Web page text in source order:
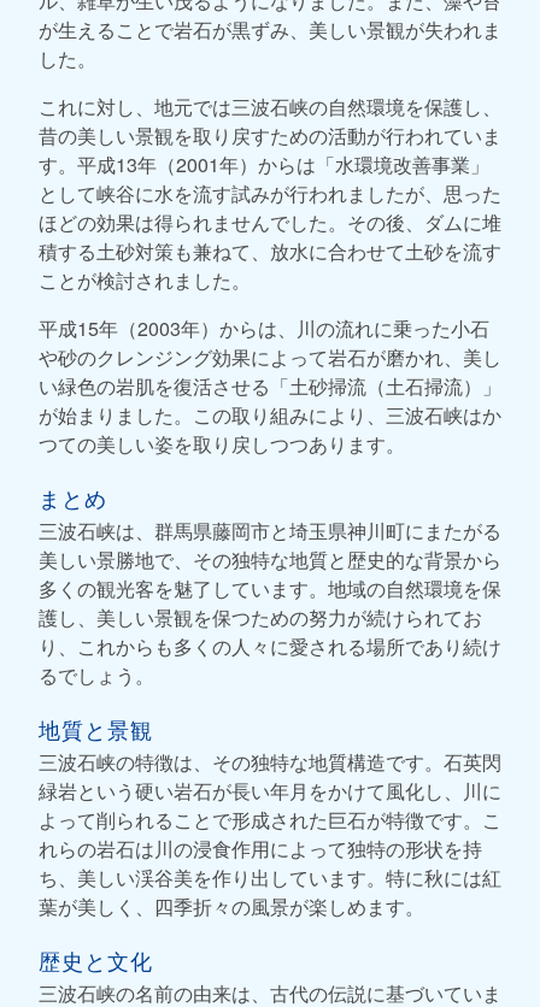
が生えることで岩石が黒ずみ、美しい景観が失われま
した。
これに対し、地元では三波石峡の自然環境を保護し、
昔の美しい景観を取り戻すための活動が行われていま
す。平成13年（2001年）からは「水環境改善事業」
として峡谷に水を流す試みが行われましたが、思った
ほどの効果は得られませんでした。その後、ダムに堆
積する土砂対策も兼ねて、放水に合わせて土砂を流す
ことが検討されました。
平成15年（2003年）からは、川の流れに乗った小石
や砂のクレンジング効果によって岩石が磨かれ、美し
い緑色の岩肌を復活させる「土砂掃流（土石掃流）」
が始まりました。この取り組みにより、三波石峡はか
つての美しい姿を取り戻しつつあります。
まとめ
三波石峡は、群馬県藤岡市と埼玉県神川町にまたがる
美しい景勝地で、その独特な地質と歴史的な背景から
多くの観光客を魅了しています。地域の自然環境を保
護し、美しい景観を保つための努力が続けられてお
り、これからも多くの人々に愛される場所であり続け
るでしょう。
地質と景観
三波石峡の特徴は、その独特な地質構造です。石英閃
緑岩という硬い岩石が長い年月をかけて風化し、川に
よって削られることで形成された巨石が特徴です。こ
れらの岩石は川の浸食作用によって独特の形状を持
ち、美しい渓谷美を作り出しています。特に秋には紅
葉が美しく、四季折々の風景が楽しめます。
歴史と文化
三波石峡の名前の由来は、古代の伝説に基づいていま